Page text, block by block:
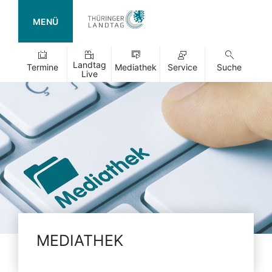
MENÜ
Termine
Landtag
Live
Mediathek Service Suche
MEDIATHEK